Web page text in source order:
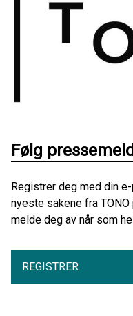
Følg
Registrer deg med din
nyeste sakene fra
melde deg av når som
REGISTRER